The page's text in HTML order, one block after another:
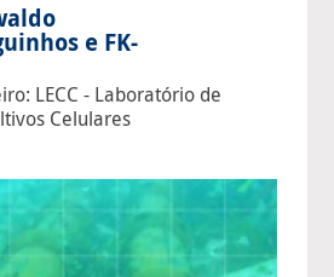
e FK-
LECC - Laboratório de
Celulares